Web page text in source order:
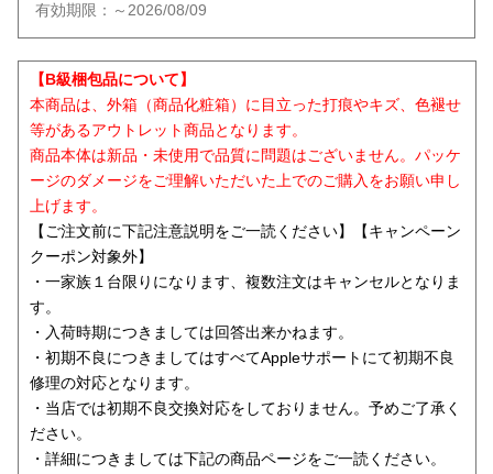
有効期限：～2026/08/09
【B級梱包品について】
本商品は、外箱（商品化粧箱）に目立った打痕やキズ、色褪せ
等があるアウトレット商品となります。
商品本体は新品・未使用で品質に問題はございません。パッケ
ージのダメージをご理解いただいた上でのご購入をお願い申し
上げます。
【ご注文前に下記注意説明をご一読ください】【キャンペーン
クーポン対象外】
・一家族１台限りになります、複数注文はキャンセルとなりま
す。
・入荷時期につきましては回答出来かねます。
・初期不良につきましてはすべてAppleサポートにて初期不良
修理の対応となります。
・当店では初期不良交換対応をしておりません。予めご了承く
ださい。
・詳細につきましては下記の商品ページをご一読ください。